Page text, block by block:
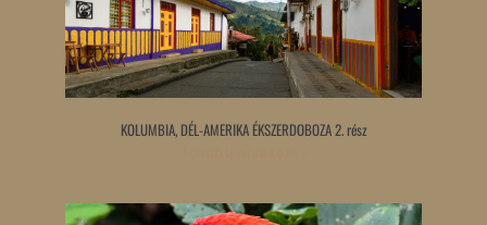
KOLUMBIA, DÉL-AMERIKA ÉKSZERDOBOZA 2. rész